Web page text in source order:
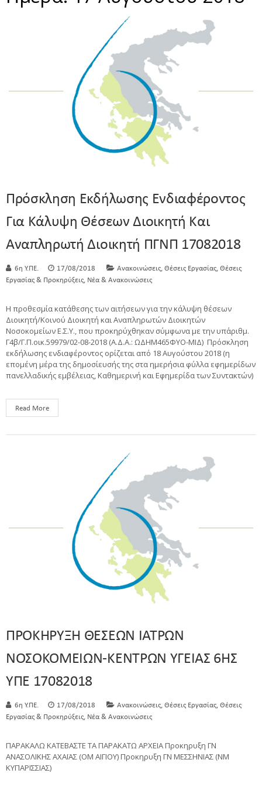
Πρόσκληση Εκδήλωσης Ενδιαφέροντος
Για Κάλυψη Θέσεων Διοικητή Και
Αναπληρωτή Διοικητή ΠΓΝΠ 17082018
6η Υ.ΠΕ. 17/08/2018 Ανακοινώσεις, Θέσεις Εργασίας, Θέσεις
Εργασίας & Προκηρύξεις, Νέα & Ανακοινώσεις
Η προθεσμία κατάθεσης των αιτήσεων για την κάλυψη θέσεων
Διοικητή/Κοινού Διοικητή και Αναπληρωτών Διοικητών
Νοσοκομείων Ε.Σ.Υ., που προκηρύχθηκαν σύμφωνα με την υπ΄αριθμ.
Γ4β/Γ.Π.οικ.59979/02-08-2018 (Α.Δ.Α.: ΩΔΗΜ465ΦΥΟ-ΜΙΔ) Πρόσκληση
εκδήλωσης ενδιαφέροντος ορίζεται από 18 Αυγούστου 2018 (η
επομένη μέρα της δημοσίευσής της στα ημερήσια φύλλα εφημερίδων
πανελλαδικής εμβέλειας, Καθημερινή και Εφημερίδα των Συντακτών)
Read More
ΠΡΟΚΗΡΥΞΗ ΘΕΣΕΩΝ ΙΑΤΡΩΝ
ΝΟΣΟΚΟΜΕΙΩΝ-ΚΕΝΤΡΩΝ ΥΓΕΙΑΣ 6ΗΣ
ΥΠΕ 17082018
6η Υ.ΠΕ. 17/08/2018 Ανακοινώσεις, Θέσεις Εργασίας, Θέσεις
Εργασίας & Προκηρύξεις, Νέα & Ανακοινώσεις
ΠΑΡΑΚΑΛΩ ΚΑΤΕΒΑΣΤΕ ΤΑ ΠΑΡΑΚΑΤΩ ΑΡΧΕΙΑ Προκηρυξη ΓΝ
ΑΝΑΣΟΛΙΚΗΣ ΑΧΑΪΑΣ (ΟΜ ΑΙΓΙΟΥ) Προκηρυξη ΓΝ ΜΕΣΣΗΝΙΑΣ (ΝΜ
ΚΥΠΑΡΙΣΣΙΑΣ)